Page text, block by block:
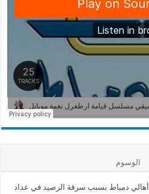
الوسوم
دمياط بسبب سرقة الرصيد في عداد